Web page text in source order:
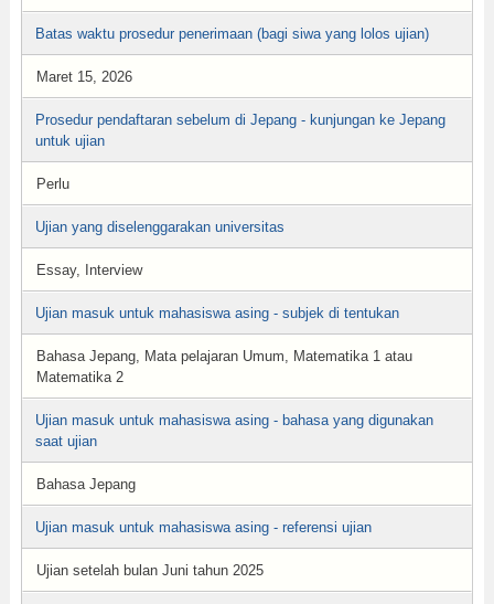
Batas waktu prosedur penerimaan (bagi siwa yang lolos ujian)
Maret 15, 2026
Prosedur pendaftaran sebelum di Jepang - kunjungan ke Jepang
untuk ujian
Perlu
Ujian yang diselenggarakan universitas
Essay, Interview
Ujian masuk untuk mahasiswa asing - subjek di tentukan
Bahasa Jepang, Mata pelajaran Umum, Matematika 1 atau
Matematika 2
Ujian masuk untuk mahasiswa asing - bahasa yang digunakan
saat ujian
Bahasa Jepang
Ujian masuk untuk mahasiswa asing - referensi ujian
Ujian setelah bulan Juni tahun 2025